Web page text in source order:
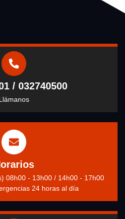
/ 032740500
08h00 - 13h00 / 14h00 - 17h00
24 horas al día